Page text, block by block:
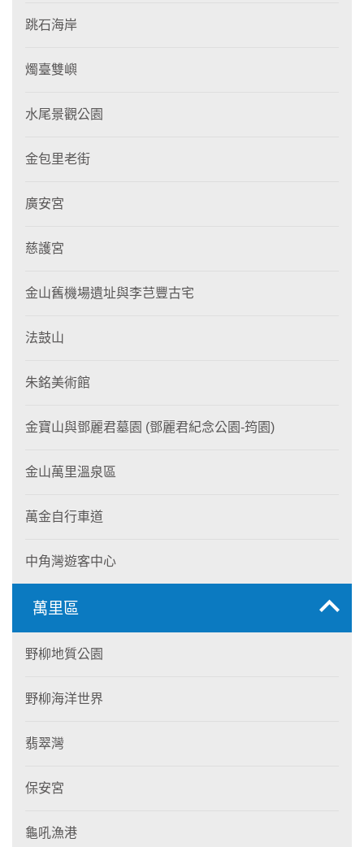
跳石海岸
燭臺雙嶼
水尾景觀公園
金包里老街
廣安宮
慈護宮
金山舊機場遺址與李芑豐古宅
法鼓山
朱銘美術館
金寶山與鄧麗君墓園 (鄧麗君紀念公園-筠園)
金山萬里溫泉區
萬金自行車道
中角灣遊客中心
萬里區
野柳地質公園
野柳海洋世界
翡翠灣
保安宮
龜吼漁港